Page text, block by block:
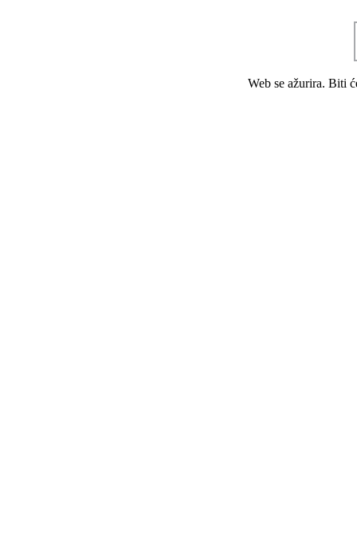
Web se ažurira. Biti